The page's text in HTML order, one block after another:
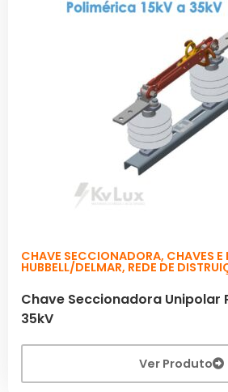
CHAVE SECCIONADORA, CHAVES E
HUBBELL/DELMAR, REDE DE
Chave Seccionadora Unipolar
35kV
Ver Produto